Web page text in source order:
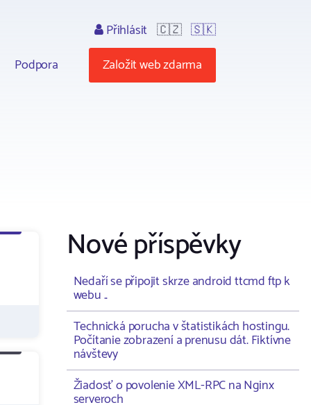
Podpora
Přihlásit 🇨🇿 🇸🇰
Založit web zdarma
Nové příspěvky
Nedaří se připojit skrze android ttcmd ftp k
webu ..
Technická porucha v štatistikách hostingu.
Počítanie zobrazení a prenusu dát. Fiktívne
návštevy
Žiadosť o povolenie XML-RPC na Nginx
serveroch